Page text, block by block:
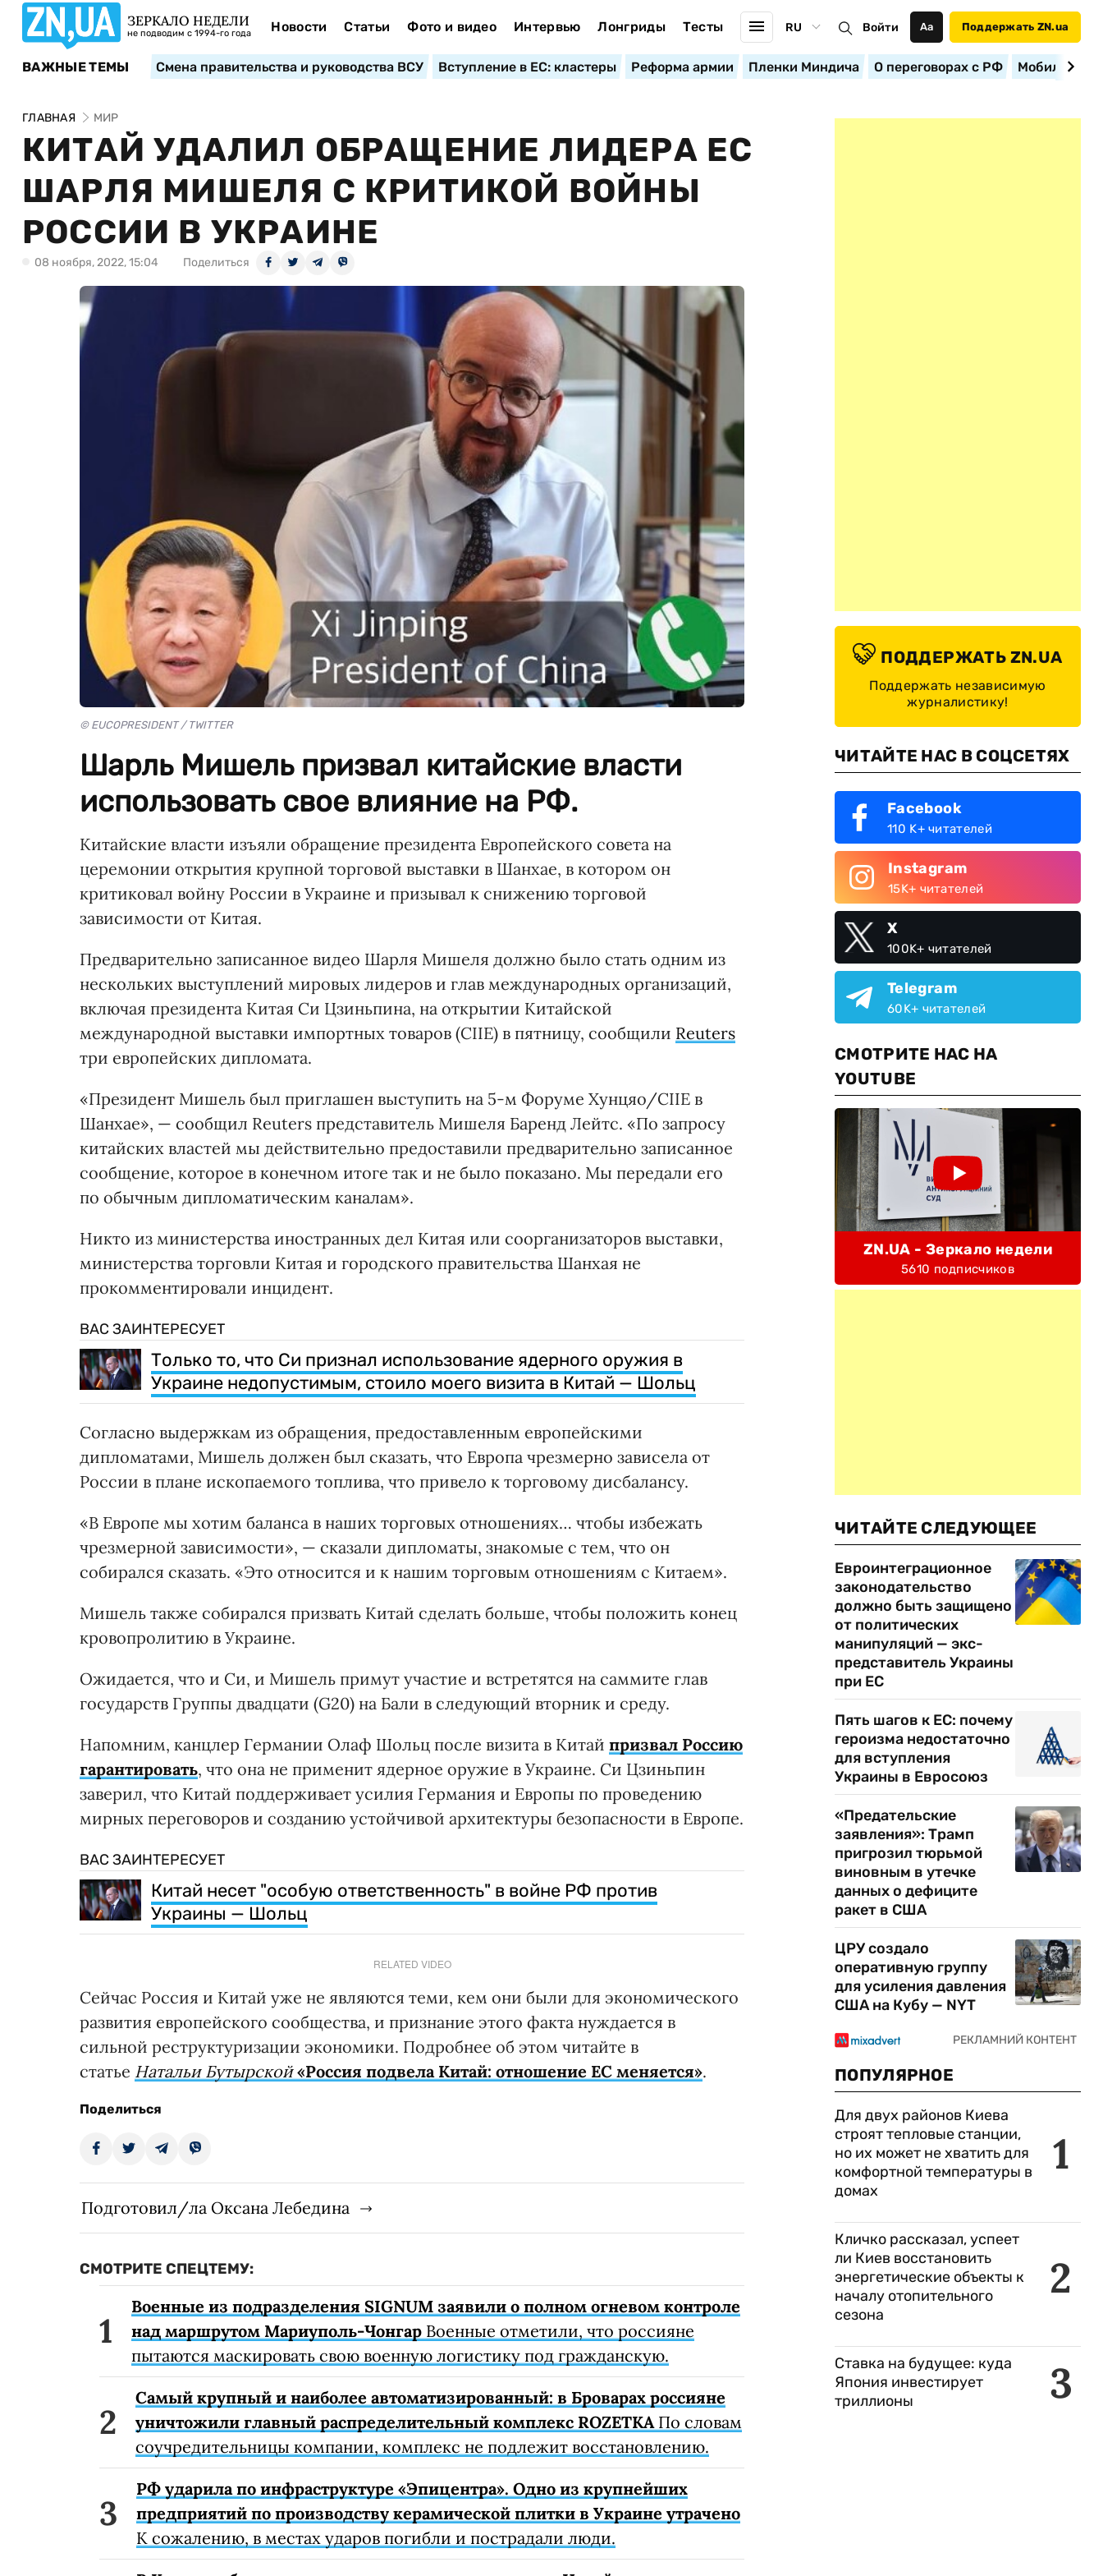
ЗЕРКАЛО НЕДЕЛИ
не подводим с 1994-го года Новости Статьи Фото и видео Интервью Лонгриды Тесты RU Войти Аа Поддержать ZN.ua
ВАЖНЫЕ ТЕМЫ Смена правительства и руководства ВСУ Вступление в ЕС: кластеры Реформа армии Пленки Миндича О переговорах с РФ
ГЛАВНАЯ МИР
КИТАЙ УДАЛИЛ ОБРАЩЕНИЕ ЛИДЕРА ЕС
ШАРЛЯ МИШЕЛЯ С КРИТИКОЙ ВОЙНЫ
РОССИИ В УКРАИНЕ
08 ноября, 2022, 15:04 Поделиться
© EUCOPRESIDENT / TWITTER
Шарль Мишель призвал китайские власти
использовать свое влияние на РФ.
Китайские власти изъяли обращение президента Европейского совета на
церемонии открытия крупной торговой выставки в ​​Шанхае, в котором он
критиковал войну России в Украине и призывал к снижению торговой
зависимости от Китая.
Предварительно записанное видео Шарля Мишеля должно было стать одним из
нескольких выступлений мировых лидеров и глав международных организаций,
включая президента Китая Си Цзиньпина, на открытии Китайской
международной выставки импортных товаров (CIIE) в пятницу, сообщили Reuters
три европейских дипломата.
«Президент Мишель был приглашен выступить на 5-м Форуме Хунцяо/CIIE в
Шанхае», — сообщил Reuters представитель Мишеля Баренд Лейтс. «По запросу
китайских властей мы действительно предоставили предварительно записанное
сообщение, которое в конечном итоге так и не было показано. Мы передали его
по обычным дипломатическим каналам».
Никто из министерства иностранных дел Китая или соорганизаторов выставки,
министерства торговли Китая и городского правительства Шанхая не
прокомментировали инцидент.
ВАС ЗАИНТЕРЕСУЕТ
Только то, что Си признал использование ядерного оружия в
Украине недопустимым, стоило моего визита в Китай — Шольц
Согласно выдержкам из обращения, предоставленным европейскими
дипломатами, Мишель должен был сказать, что Европа чрезмерно зависела от
России в плане ископаемого топлива, что привело к торговому дисбалансу.
«В Европе мы хотим баланса в наших торговых отношениях… чтобы избежать
чрезмерной зависимости», — сказали дипломаты, знакомые с тем, что он
собирался сказать. «Это относится и к нашим торговым отношениям с Китаем».
Мишель также собирался призвать Китай сделать больше, чтобы положить конец
кровопролитию в Украине.
Ожидается, что и Си, и Мишель примут участие и встретятся на саммите глав
государств Группы двадцати (G20) на Бали в следующий вторник и среду.
Напомним, канцлер Германии Олаф Шольц после визита в Китай призвал Россию
гарантировать, что она не применит ядерное оружие в Украине. Си Цзиньпин
заверил, что Китай поддерживает усилия Германия и Европы по проведению
мирных переговоров и созданию устойчивой архитектуры безопасности в Европе.
ВАС ЗАИНТЕРЕСУЕТ
Китай несет "особую ответственность" в войне РФ против
Украины — Шольц
RELATED VIDEO
Сейчас Россия и Китай уже не являются теми, кем они были для экономического
развития европейского сообщества, и признание этого факта нуждается в
сильной реструктуризации экономики. Подробнее об этом читайте в
статье Натальи Бутырской«Россия подвела Китай: отношение ЕС меняется».
Поделиться
Подготовил/ла Оксана Лебедина
СМОТРИТЕ СПЕЦТЕМУ:
Военные из подразделения SIGNUM заявили о полном огневом контроле
над маршрутом Мариуполь-Чонгар Военные отметили, что россияне
пытаются маскировать свою военную логистику под гражданскую.
Самый крупный и наиболее автоматизированный: в Броварах россияне
уничтожили главный распределительный комплекс ROZETKAПо словам
соучредительницы компании, комплекс не подлежит восстановлению.
РФ ударила по инфраструктуре «Эпицентра». Одно из крупнейших
предприятий по производству керамической плитки в Украине утрачено
К сожалению, в местах ударов погибли и пострадали люди.
ПОДДЕРЖАТЬ ZN.UA
Поддержать независимую
журналистику!
ЧИТАЙТЕ НАС В СОЦСЕТЯХ
Facebook
110 K+ читателей
Instagram
15K+ читателей
X
100K+ читателей
Telegram
60K+ читателей
СМОТРИТЕ НАС НА
YOUTUBE
ZN.UA - Зеркало недели
5610 подписчиков
ЧИТАЙТЕ СЛЕДУЮЩЕЕ
Евроинтеграционное
законодательство
должно быть защищено
от политических
манипуляций — экс-
представитель Украины
при ЕС
Пять шагов к ЕС: почему
героизма недостаточно
для вступления
Украины в Евросоюз
«Предательские
заявления»: Трамп
пригрозил тюрьмой
виновным в утечке
данных о дефиците
ракет в США
ЦРУ создало
оперативную группу
для усиления давления
США на Кубу — NYT
ПОПУЛЯРНОЕ
1
Для двух районов Киева
строят тепловые станции,
но их может не хватить для
комфортной температуры в
домах
2
Кличко рассказал, успеет
ли Киев восстановить
энергетические объекты к
началу отопительного
сезона
3
Ставка на будущее: куда
Япония инвестирует
триллионы